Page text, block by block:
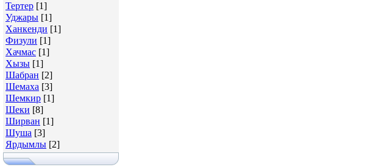
Тертер [1]
Уджары [1]
Ханкенди [1]
Физули [1]
Хачмас [1]
Хызы [1]
Шабран [2]
Шемаха [3]
Шeмкир [1]
Шеки [8]
Ширван [1]
Шуша [3]
Ярдымлы [2]